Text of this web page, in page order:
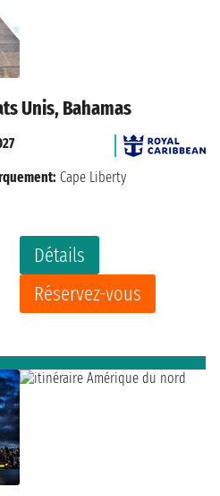
Unis, Bahamas
Détails
Réservez-vous
Cape Liberty